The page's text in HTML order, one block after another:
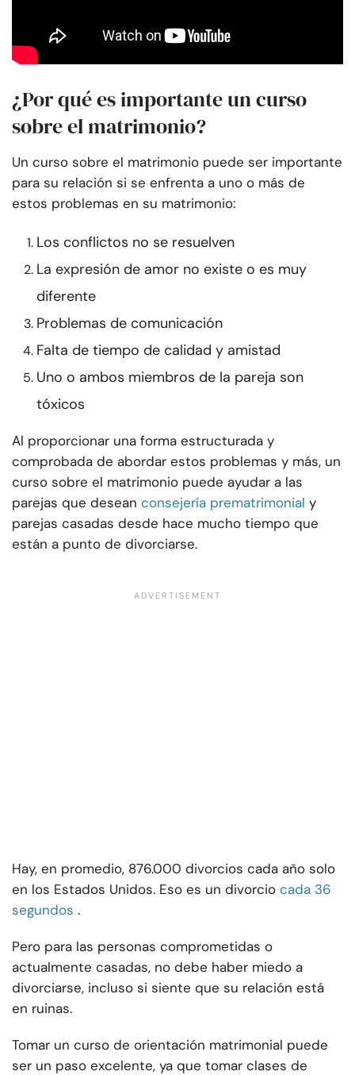
¿Por qué es importante un curso
sobre el matrimonio?
Un curso sobre el matrimonio puede ser importante
para su relación si se enfrenta a uno o más de
estos problemas en su matrimonio:
Los conflictos no se resuelven
La expresión de amor no existe o es muy
diferente
Problemas de comunicación
Falta de tiempo de calidad y amistad
Uno o ambos miembros de la pareja son
tóxicos
Al proporcionar una forma estructurada y
comprobada de abordar estos problemas y más, un
curso sobre el matrimonio puede ayudar a las
parejas que desean consejería prematrimonial y
parejas casadas desde hace mucho tiempo que
están a punto de divorciarse.
Hay, en promedio, 876.000 divorcios cada año solo
en los Estados Unidos. Eso es un divorcio cada 36
segundos .
Pero para las personas comprometidas o
actualmente casadas, no debe haber miedo a
divorciarse, incluso si siente que su relación está
en ruinas.
Tomar un curso de orientación matrimonial puede
ser un paso excelente, ya que tomar clases de